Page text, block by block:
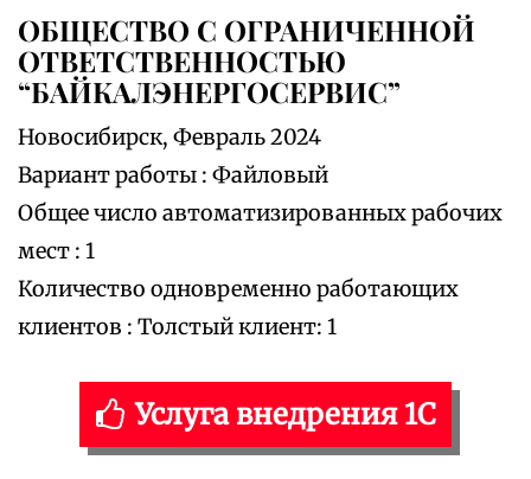
ОБЩЕСТВО С ОГРАНИЧЕННОЙ
ОТВЕТСТВЕННОСТЬЮ
“БАЙКАЛЭНЕРГОСЕРВИС”
Новосибирск, Февраль 2024
Вариант работы : Файловый
Общее число автоматизированных рабочих
мест : 1
Количество одновременно работающих
клиентов : Толстый клиент: 1
Услуга внедрения 1С